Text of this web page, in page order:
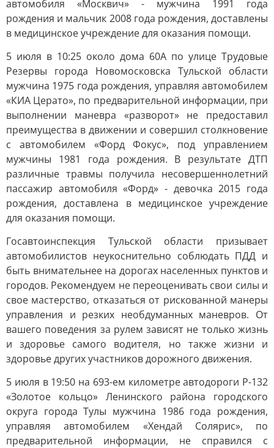
автомобиля «Москвич» - мужчина 1991 года
рождения и мальчик 2008 года рождения, доставлены
в медицинское учреждение для оказания помощи.
5 июля в 10:25 около дома 60А по улице Трудовые
Резервы города Новомосковска Тульской области
мужчина 1975 года рождения, управляя автомобилем
«КИА Церато», по предварительной информации, при
выполнении маневра «разворот» не предоставил
преимущества в движении и совершил столкновение
с автомобилем «Форд Фокус», под управлением
мужчины 1981 года рождения. В результате ДТП
различные травмы получила несовершеннолетний
пассажир автомобиля «Форд» - девочка 2015 года
рождения, доставлена в медицинское учреждение
для оказания помощи.
Госавтоинспекция Тульской области призывает
автомобилистов неукоснительно соблюдать ПДД и
быть внимательнее на дорогах населенных пунктов и
городов. Рекомендуем не переоценивать свои силы и
свое мастерство, отказаться от рискованной манеры
управления и резких необдуманных маневров. От
вашего поведения за рулем зависят не только жизнь
и здоровье самого водителя, но также жизни и
здоровье других участников дорожного движения.
5 июля в 19:50 на 693-ем километре автодороги Р-132
«Золотое кольцо» Ленинского района городского
округа города Тулы мужчина 1986 года рождения,
управляя автомобилем «Хендай Солярис», по
предварительной информации, не справился с